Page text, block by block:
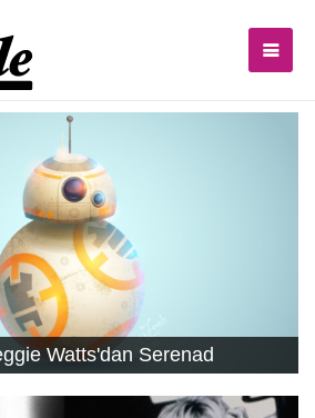
Watts'dan Serenad